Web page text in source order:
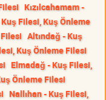
Kızılcahamam -
Kuş Filesi, Kuş Önleme
Altındağ - Kuş
Kuş Önleme Filesi
Elmadağ - Kuş Filesi,
Önleme Filesi
Nallıhan - Kuş Filesi,